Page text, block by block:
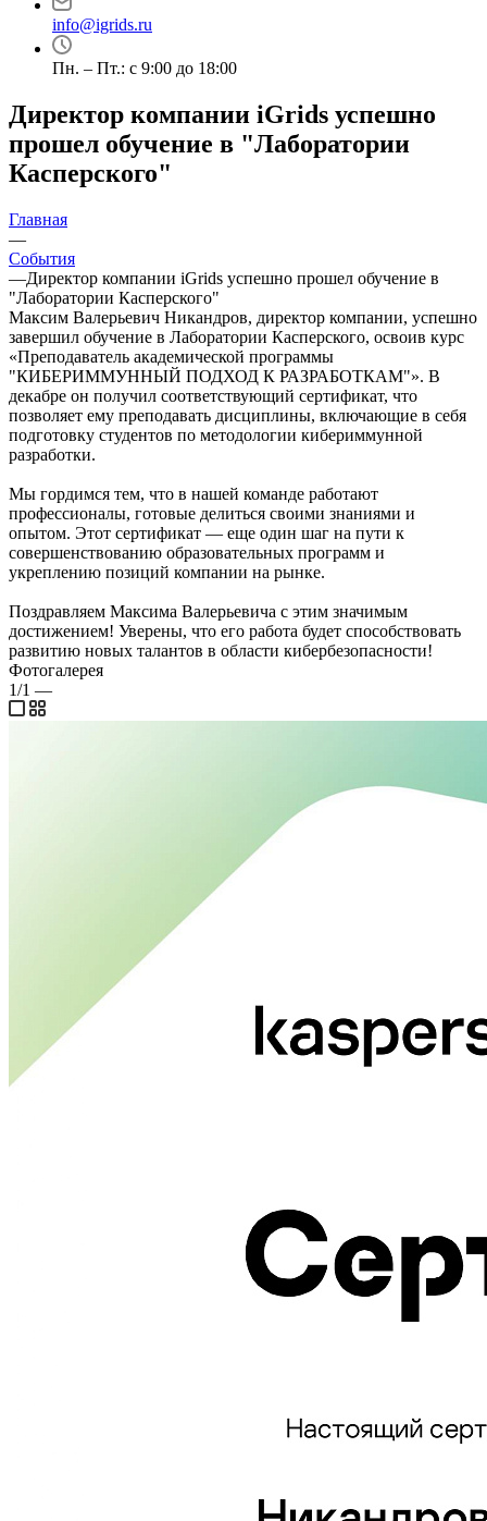
info@igrids.ru
Пн. – Пт.: с 9:00 до 18:00
Директор компании iGrids успешно
прошел обучение в "Лаборатории
Касперского"
Главная
—
События
—Директор компании iGrids успешно прошел обучение в
"Лаборатории Касперского"
Максим Валерьевич Никандров, директор компании, успешно
завершил обучение в Лаборатории Касперского, освоив курс
«Преподаватель академической программы
"КИБЕРИММУННЫЙ ПОДХОД К РАЗРАБОТКАМ"». В
декабре он получил соответствующий сертификат, что
позволяет ему преподавать дисциплины, включающие в себя
подготовку студентов по методологии кибериммунной
разработки.
Мы гордимся тем, что в нашей команде работают
профессионалы, готовые делиться своими знаниями и
опытом. Этот сертификат — еще один шаг на пути к
совершенствованию образовательных программ и
укреплению позиций компании на рынке.
Поздравляем Максима Валерьевича с этим значимым
достижением! Уверены, что его работа будет способствовать
развитию новых талантов в области кибербезопасности!
Фотогалерея
1/1 —